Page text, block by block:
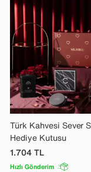
Türk Kahvesi Sever
Hediye Kutusu
1.704TL
Hızlı Gönderim